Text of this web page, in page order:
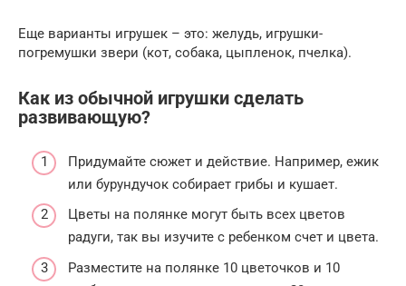
Еще варианты игрушек – это: желудь, игрушки-
погремушки звери (кот, собака, цыпленок, пчелка).
Как из обычной игрушки сделать
развивающую?
Придумайте сюжет и действие. Например, ежик
или бурундучок собирает грибы и кушает.
Цветы на полянке могут быть всех цветов
радуги, так вы изучите с ребенком счет и цвета.
Разместите на полянке 10 цветочков и 10